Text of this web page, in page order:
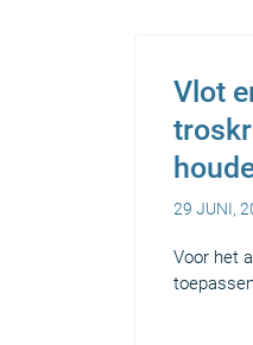
Vlot
29 JUNI,
Voor het